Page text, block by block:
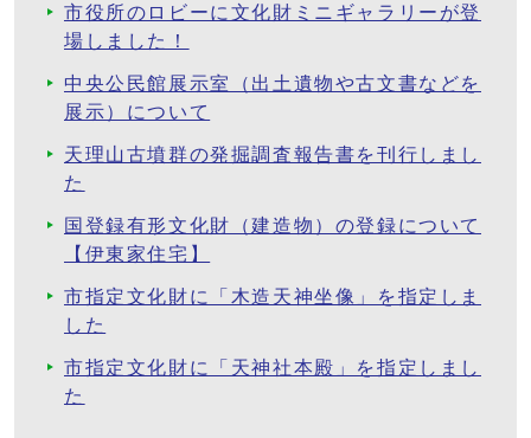
市役所のロビーに文化財ミニギャラリーが登
場しました！
中央公民館展示室（出土遺物や古文書などを
展示）について
天理山古墳群の発掘調査報告書を刊行しまし
た
国登録有形文化財（建造物）の登録について
【伊東家住宅】
市指定文化財に「木造天神坐像」を指定しま
した
市指定文化財に「天神社本殿」を指定しまし
た